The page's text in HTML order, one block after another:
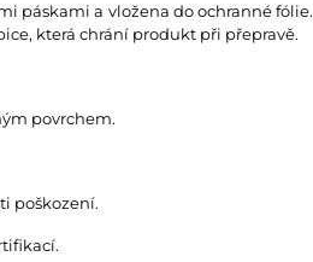
páskami a vložena do ochranné fólie.
která chrání produkt při přepravě.
povrchem.
poškození.